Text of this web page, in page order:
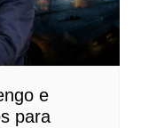
e
para